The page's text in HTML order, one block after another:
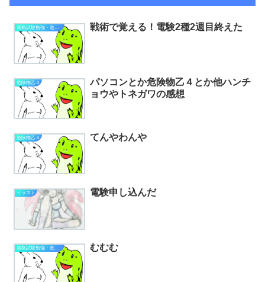
資格試験勉強・進捗状況 戦術で覚える！電験2種2週目終えた
危険物乙４
パソコンとか危険物乙４とか他ハンチ
ョウやトネガワの感想
危険物乙４ てんやわんや
イラスト 電験申し込んだ
資格試験勉強・進捗状況 むむむ